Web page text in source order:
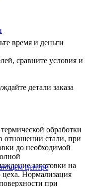
центре
время и деньги
сравните условия и
детали заказа
обработки
отношении стали, при
до необходимой
заготовки на
цеха. Нормализация
при